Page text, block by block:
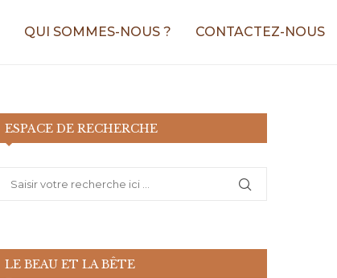
QUI SOMMES-NOUS ? CONTACTEZ-NOUS
ESPACE DE RECHERCHE
LE BEAU ET LA BÊTE